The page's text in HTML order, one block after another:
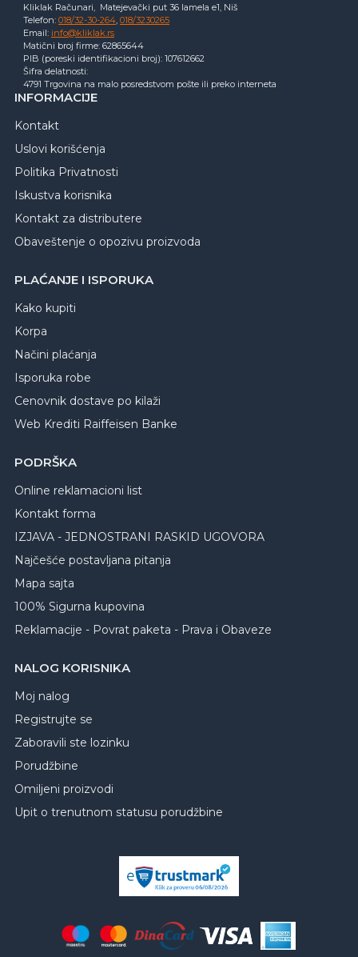
Kliklak Računari, Matejevački put 36 lamela e1, Niš
Telefon: 018/32-30-264, 018/3230265
Email: info@kliklak.rs
Matični broj firme: 62865644
PIB (poreski identifikacioni broj): 107612662
Šifra delatnosti:
4791 Trgovina na malo posredstvom pošte ili preko interneta
INFORMACIJE
Kontakt
Uslovi korišćenja
Politika Privatnosti
Iskustva korisnika
Kontakt za distributere
Obaveštenje o opozivu proizvoda
PLAĆANJE I ISPORUKA
Kako kupiti
Korpa
Načini plaćanja
Isporuka robe
Cenovnik dostave po kilaži
Web Krediti Raiffeisen Banke
PODRŠKA
Online reklamacioni list
Kontakt forma
IZJAVA - JEDNOSTRANI RASKID UGOVORA
Najčešće postavljana pitanja
Mapa sajta
100% Sigurna kupovina
Reklamacije - Povrat paketa - Prava i Obaveze
NALOG KORISNIKA
Moj nalog
Registrujte se
Zaboravili ste lozinku
Porudžbine
Omiljeni proizvodi
Upit o trenutnom statusu porudžbine